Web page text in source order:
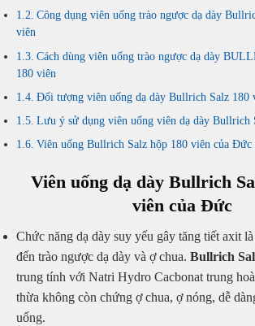
Công dụng viên uống trào ngược dạ dày
viên
Cách dùng viên uống trào ngược dạ dày
180 viên
Đối tượng viên uống dạ dày Bullrich Salz 180
Lưu ý sử dụng viên uống viên dạ dày Bullrich
Viên uống Bullrich Salz hộp 180 viên của Đức
Viên uống dạ dày Bullrich
viên của Đức
Chức năng dạ dày suy yếu gây tăng tiết axit
đến trào ngược dạ dày và ợ chua. Bullrich
trung tính với Natri Hydro Cacbonat trung
thừa không còn chứng ợ chua, ợ nóng, dễ
uống.